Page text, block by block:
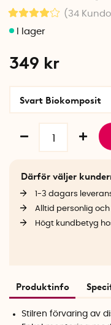
(34
349 kr
Svart Biokomposit
Därför väljer
1-3 dagars
Alltid personlig
Högt kundbetyg
Produktinfo
Stilren förvaring av